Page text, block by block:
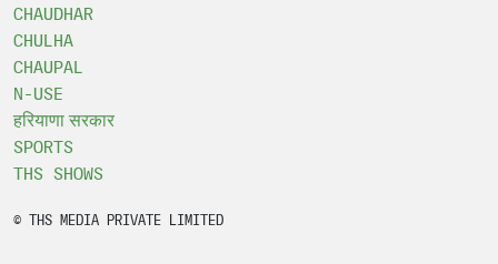
CHAUDHAR
CHULHA
CHAUPAL
N-USE
हरियाणा सरकार
SPORTS
THS SHOWS
© THS MEDIA PRIVATE LIMITED